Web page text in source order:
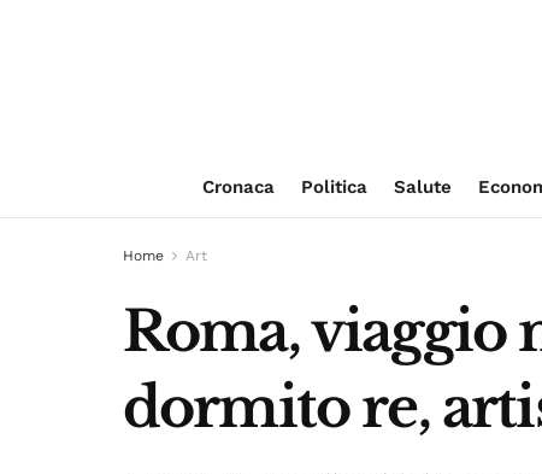
Cronaca Politica Salute
Home Art
Roma, viaggio
dormito re,